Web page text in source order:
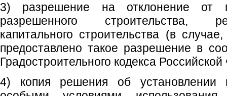
3) разрешение на отклонение от
разрешенного строительства,
капитального строительства (в
предоставлено такое разрешение в
Градостроительного кодекса
4) копия решения об